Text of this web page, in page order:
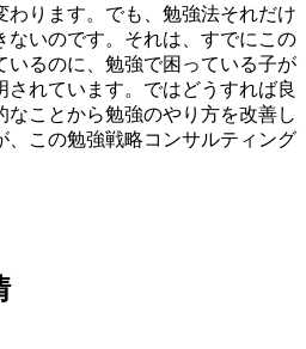
わります。でも、勉強法それだけ
ないのです。それは、すでにこの
いるのに、勉強で困っている子が
れています。ではどうすれば良
なことから勉強のやり方を改善し
、この勉強戦略コンサルティング